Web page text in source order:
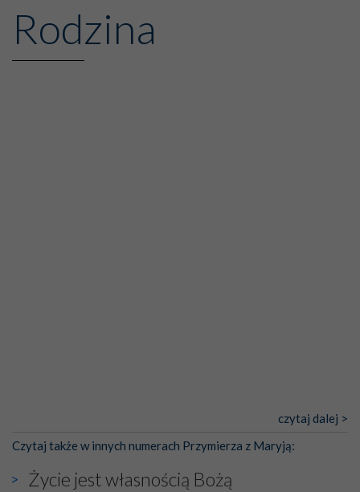
Rodzina
czytaj dalej >
Czytaj także w innych numerach Przymierza z Maryją:
Życie jest własnością Bożą